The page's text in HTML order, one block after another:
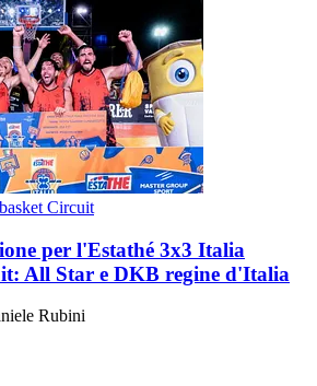
Circuit
per l'Estathé 3x3 Italia
All Star e DKB regine d'Italia
Rubini